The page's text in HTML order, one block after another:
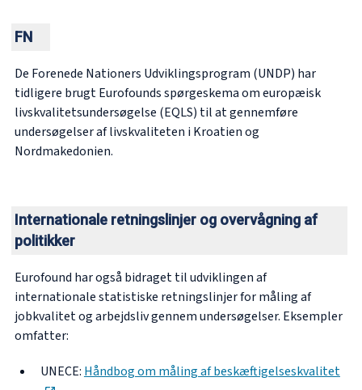
FN
De Forenede Nationers Udviklingsprogram (UNDP) har
tidligere brugt Eurofounds spørgeskema om europæisk
livskvalitetsundersøgelse (EQLS) til at gennemføre
undersøgelser af livskvaliteten i Kroatien og
Nordmakedonien.
Internationale retningslinjer og overvågning af
politikker
Eurofound har også bidraget til udviklingen af
internationale statistiske retningslinjer for måling af
jobkvalitet og arbejdsliv gennem undersøgelser. Eksempler
omfatter:
UNECE: Håndbog om måling af beskæftigelseskvalitet